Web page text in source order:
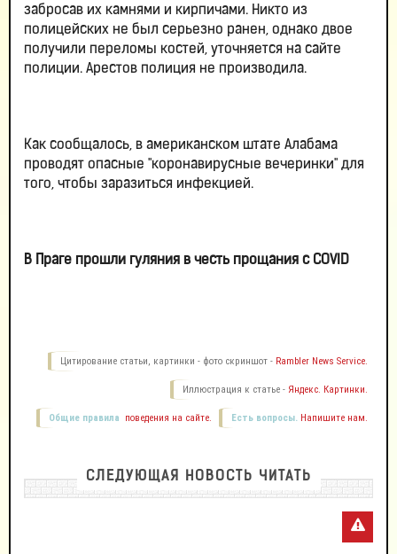
забросав их камнями и кирпичами. Никто из
полицейских не был серьезно ранен, однако двое
получили переломы костей, уточняется на сайте
полиции. Арестов полиция не производила.
Как сообщалось, в американском штате Алабама
проводят опасные "коронавирусные вечеринки" для
того, чтобы заразиться инфекцией.
В Праге прошли гуляния в честь прощания с COVID
Цитирование статьи, картинки - фото скриншот - Rambler News Service.
Иллюстрация к статье - Яндекс. Картинки.
Есть вопросы. Напишите нам.
Общие правила поведения на сайте.
СЛЕДУЮЩАЯ НОВОСТЬ ЧИТАТЬ